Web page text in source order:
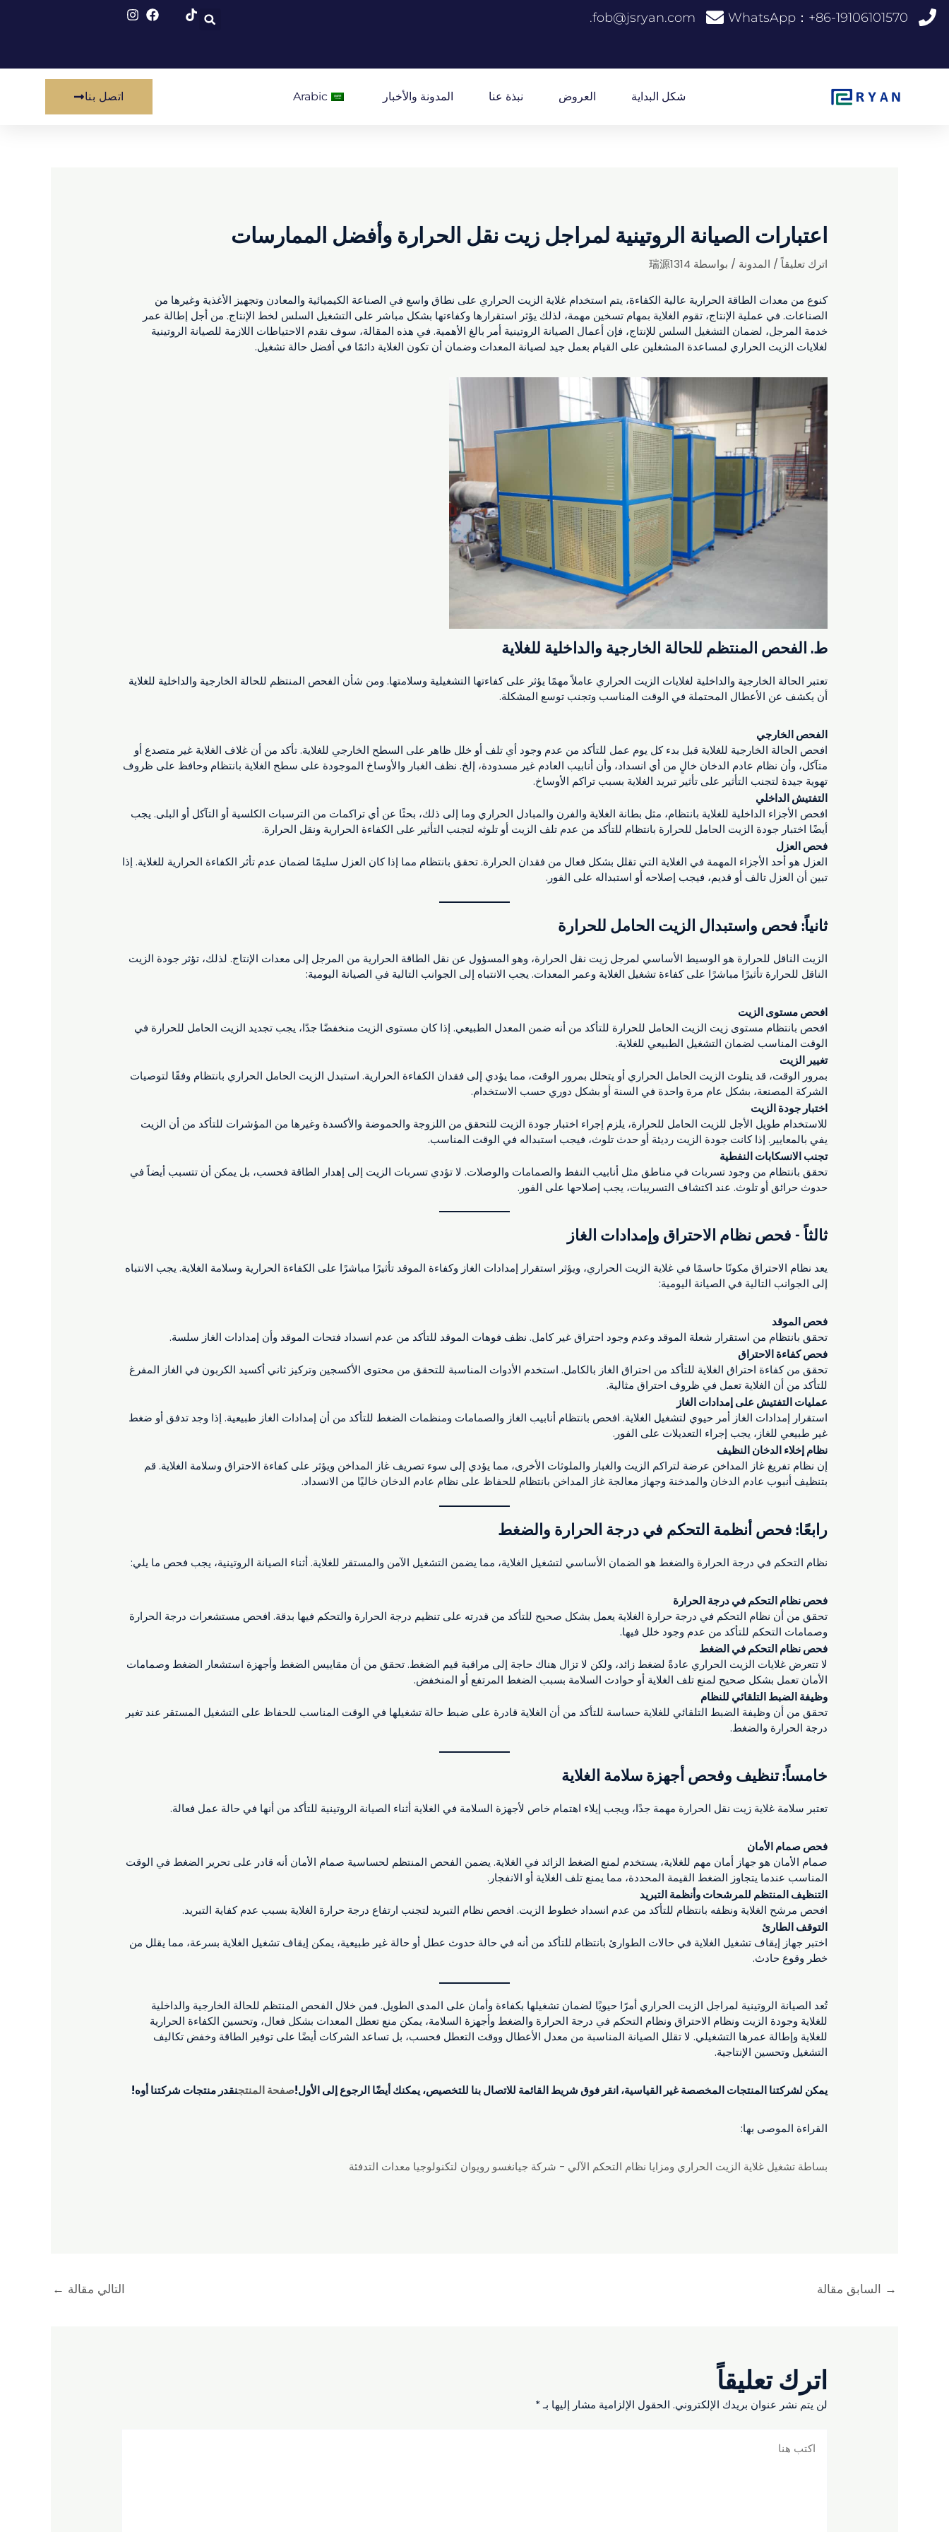
تخطي
إلى
WhatsApp：+86-19106101570
fob@jsryan.com.
شكل البداية العروض نبذة عنا المدونة والأخبار Arabic اتصل بنا
اعتبارات الصيانة الروتينية لمراجل زيت نقل الحرارة وأفضل الممارسات
اترك تعليقاً / المدونة / بواسطة 瑞源1314
كنوع من معدات الطاقة الحرارية عالية الكفاءة، يتم استخدام غلاية الزيت الحراري على نطاق واسع في الصناعة الكيميائية والمعادن وتجهيز الأغذية وغيرها من
الصناعات. في عملية الإنتاج، تقوم الغلاية بمهام تسخين مهمة، لذلك يؤثر استقرارها وكفاءتها بشكل مباشر على التشغيل السلس لخط الإنتاج. من أجل إطالة عمر
خدمة المرجل، لضمان التشغيل السلس للإنتاج، فإن أعمال الصيانة الروتينية أمر بالغ الأهمية. في هذه المقالة، سوف نقدم الاحتياطات اللازمة للصيانة الروتينية
لغلايات الزيت الحراري لمساعدة المشغلين على القيام بعمل جيد لصيانة المعدات وضمان أن تكون الغلاية دائمًا في أفضل حالة تشغيل.
ط. الفحص المنتظم للحالة الخارجية والداخلية للغلاية
تعتبر الحالة الخارجية والداخلية لغلايات الزيت الحراري عاملاً مهمًا يؤثر على كفاءتها التشغيلية وسلامتها. ومن شأن الفحص المنتظم للحالة الخارجية والداخلية للغلاية
أن يكشف عن الأعطال المحتملة في الوقت المناسب وتجنب توسع المشكلة.
الفحص الخارجي
افحص الحالة الخارجية للغلاية قبل بدء كل يوم عمل للتأكد من عدم وجود أي تلف أو خلل ظاهر على السطح الخارجي للغلاية. تأكد من أن غلاف الغلاية غير متصدع أو
متآكل، وأن نظام عادم الدخان خالٍ من أي انسداد، وأن أنابيب العادم غير مسدودة، إلخ. نظف الغبار والأوساخ الموجودة على سطح الغلاية بانتظام وحافظ على ظروف
تهوية جيدة لتجنب التأثير على تأثير تبريد الغلاية بسبب تراكم الأوساخ.
التفتيش الداخلي
افحص الأجزاء الداخلية للغلاية بانتظام، مثل بطانة الغلاية والفرن والمبادل الحراري وما إلى ذلك، بحثًا عن أي تراكمات من الترسبات الكلسية أو التآكل أو البلى. يجب
أيضًا اختبار جودة الزيت الحامل للحرارة بانتظام للتأكد من عدم تلف الزيت أو تلوثه لتجنب التأثير على الكفاءة الحرارية ونقل الحرارة.
فحص العزل
العزل هو أحد الأجزاء المهمة في الغلاية التي تقلل بشكل فعال من فقدان الحرارة. تحقق بانتظام مما إذا كان العزل سليمًا لضمان عدم تأثر الكفاءة الحرارية للغلاية. إذا
تبين أن العزل تالف أو قديم، فيجب إصلاحه أو استبداله على الفور.
ثانياً: فحص واستبدال الزيت الحامل للحرارة
الزيت الناقل للحرارة هو الوسيط الأساسي لمرجل زيت نقل الحرارة، وهو المسؤول عن نقل الطاقة الحرارية من المرجل إلى معدات الإنتاج. لذلك، تؤثر جودة الزيت
الناقل للحرارة تأثيرًا مباشرًا على كفاءة تشغيل الغلاية وعمر المعدات. يجب الانتباه إلى الجوانب التالية في الصيانة اليومية:
افحص مستوى الزيت
افحص بانتظام مستوى زيت الزيت الحامل للحرارة للتأكد من أنه ضمن المعدل الطبيعي. إذا كان مستوى الزيت منخفضًا جدًا، يجب تجديد الزيت الحامل للحرارة في
الوقت المناسب لضمان التشغيل الطبيعي للغلاية.
تغيير الزيت
بمرور الوقت، قد يتلوث الزيت الحامل الحراري أو يتحلل بمرور الوقت، مما يؤدي إلى فقدان الكفاءة الحرارية. استبدل الزيت الحامل الحراري بانتظام وفقًا لتوصيات
الشركة المصنعة، بشكل عام مرة واحدة في السنة أو بشكل دوري حسب الاستخدام.
اختبار جودة الزيت
للاستخدام طويل الأجل للزيت الحامل للحرارة، يلزم إجراء اختبار جودة الزيت للتحقق من اللزوجة والحموضة والأكسدة وغيرها من المؤشرات للتأكد من أن الزيت
يفي بالمعايير. إذا كانت جودة الزيت رديئة أو حدث تلوث، فيجب استبداله في الوقت المناسب.
تجنب الانسكابات النفطية
تحقق بانتظام من وجود تسربات في مناطق مثل أنابيب النفط والصمامات والوصلات. لا تؤدي تسربات الزيت إلى إهدار الطاقة فحسب، بل يمكن أن تتسبب أيضاً في
حدوث حرائق أو تلوث. عند اكتشاف التسريبات، يجب إصلاحها على الفور.
ثالثاً - فحص نظام الاحتراق وإمدادات الغاز
يعد نظام الاحتراق مكونًا حاسمًا في غلاية الزيت الحراري، ويؤثر استقرار إمدادات الغاز وكفاءة الموقد تأثيرًا مباشرًا على الكفاءة الحرارية وسلامة الغلاية. يجب الانتباه
إلى الجوانب التالية في الصيانة اليومية:
فحص الموقد
تحقق بانتظام من استقرار شعلة الموقد وعدم وجود احتراق غير كامل. نظف فوهات الموقد للتأكد من عدم انسداد فتحات الموقد وأن إمدادات الغاز سلسة.
فحص كفاءة الاحتراق
تحقق من كفاءة احتراق الغلاية للتأكد من احتراق الغاز بالكامل. استخدم الأدوات المناسبة للتحقق من محتوى الأكسجين وتركيز ثاني أكسيد الكربون في الغاز المفرغ
للتأكد من أن الغلاية تعمل في ظروف احتراق مثالية.
عمليات التفتيش على إمدادات الغاز
استقرار إمدادات الغاز أمر حيوي لتشغيل الغلاية. افحص بانتظام أنابيب الغاز والصمامات ومنظمات الضغط للتأكد من أن إمدادات الغاز طبيعية. إذا وجد تدفق أو ضغط
غير طبيعي للغاز، يجب إجراء التعديلات على الفور.
نظام إخلاء الدخان النظيف
إن نظام تفريغ غاز المداخن عرضة لتراكم الزيت والغبار والملوثات الأخرى، مما يؤدي إلى سوء تصريف غاز المداخن ويؤثر على كفاءة الاحتراق وسلامة الغلاية. قم
بتنظيف أنبوب عادم الدخان والمدخنة وجهاز معالجة غاز المداخن بانتظام للحفاظ على نظام عادم الدخان خاليًا من الانسداد.
رابعًا: فحص أنظمة التحكم في درجة الحرارة والضغط
نظام التحكم في درجة الحرارة والضغط هو الضمان الأساسي لتشغيل الغلاية، مما يضمن التشغيل الآمن والمستقر للغلاية. أثناء الصيانة الروتينية، يجب فحص ما يلي:
فحص نظام التحكم في درجة الحرارة
تحقق من أن نظام التحكم في درجة حرارة الغلاية يعمل بشكل صحيح للتأكد من قدرته على تنظيم درجة الحرارة والتحكم فيها بدقة. افحص مستشعرات درجة الحرارة
وصمامات التحكم للتأكد من عدم وجود خلل فيها.
فحص نظام التحكم في الضغط
لا تتعرض غلايات الزيت الحراري عادةً لضغط زائد، ولكن لا تزال هناك حاجة إلى مراقبة قيم الضغط. تحقق من أن مقاييس الضغط وأجهزة استشعار الضغط وصمامات
الأمان تعمل بشكل صحيح لمنع تلف الغلاية أو حوادث السلامة بسبب الضغط المرتفع أو المنخفض.
وظيفة الضبط التلقائي للنظام
تحقق من أن وظيفة الضبط التلقائي للغلاية حساسة للتأكد من أن الغلاية قادرة على ضبط حالة تشغيلها في الوقت المناسب للحفاظ على التشغيل المستقر عند تغير
درجة الحرارة والضغط.
خامساً: تنظيف وفحص أجهزة سلامة الغلاية
تعتبر سلامة غلاية زيت نقل الحرارة مهمة جدًا، ويجب إيلاء اهتمام خاص لأجهزة السلامة في الغلاية أثناء الصيانة الروتينية للتأكد من أنها في حالة عمل فعالة.
فحص صمام الأمان
صمام الأمان هو جهاز أمان مهم للغلاية، يستخدم لمنع الضغط الزائد في الغلاية. يضمن الفحص المنتظم لحساسية صمام الأمان أنه قادر على تحرير الضغط في الوقت
المناسب عندما يتجاوز الضغط القيمة المحددة، مما يمنع تلف الغلاية أو الانفجار.
التنظيف المنتظم للمرشحات وأنظمة التبريد
افحص مرشح الغلاية ونظفه بانتظام للتأكد من عدم انسداد خطوط الزيت. افحص نظام التبريد لتجنب ارتفاع درجة حرارة الغلاية بسبب عدم كفاية التبريد.
التوقف الطارئ
اختبر جهاز إيقاف تشغيل الغلاية في حالات الطوارئ بانتظام للتأكد من أنه في حالة حدوث عطل أو حالة غير طبيعية، يمكن إيقاف تشغيل الغلاية بسرعة، مما يقلل من
خطر وقوع حادث.
تُعد الصيانة الروتينية لمراجل الزيت الحراري أمرًا حيويًا لضمان تشغيلها بكفاءة وأمان على المدى الطويل. فمن خلال الفحص المنتظم للحالة الخارجية والداخلية
للغلاية وجودة الزيت ونظام الاحتراق ونظام التحكم في درجة الحرارة والضغط وأجهزة السلامة، يمكن منع تعطل المعدات بشكل فعال، وتحسين الكفاءة الحرارية
للغلاية وإطالة عمرها التشغيلي. لا تقلل الصيانة المناسبة من معدل الأعطال ووقت التعطل فحسب، بل تساعد الشركات أيضًا على توفير الطاقة وخفض تكاليف
التشغيل وتحسين الإنتاجية.
يمكن لشركتنا المنتجات المخصصة غير القياسية، انقر فوق شريط القائمة للاتصال بنا للتخصيص، يمكنك أيضًا الرجوع إلى الأول!صفحة المنتجنقدر منتجات شركتنا أوه!
القراءة الموصى بها:
بساطة تشغيل غلاية الزيت الحراري ومزايا نظام التحكم الآلي - شركة جيانغسو رويوان لتكنولوجيا معدات التدفئة
→ السابق مقالة التالي مقالة ←
اترك تعليقاً
لن يتم نشر عنوان بريدك الإلكتروني. الحقول الإلزامية مشار إليها بـ*